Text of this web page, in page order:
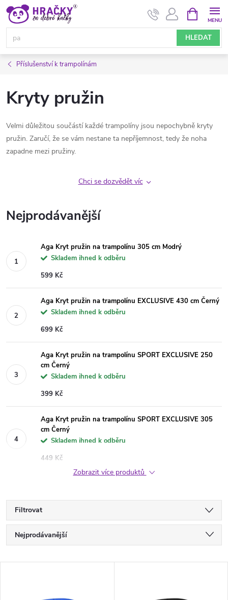
Přejít
obsah
HLEDAT
NÁKUPNÍ
KOŠÍK
Příslušenství k trampolínám
Kryty pružin
Velmi důležitou součástí každé trampolíny jsou nepochybně kryty
pružin. Zaručí, že se vám nestane ta nepříjemnost, tedy že noha
zapadne mezi pružiny.
Chci se dozvědět víc
Nejprodávanější
Aga Kryt pružin na trampolínu 305 cm Modrý
Skladem ihned k odběru
599 Kč
Aga Kryt pružin na trampolínu EXCLUSIVE 430 cm Černý
Skladem ihned k odběru
699 Kč
Aga Kryt pružin na trampolínu SPORT EXCLUSIVE 250
cm Černý
Skladem ihned k odběru
399 Kč
Aga Kryt pružin na trampolínu SPORT EXCLUSIVE 305
cm Černý
Skladem ihned k odběru
449 Kč
Zobrazit více produktů
Filtrovat
Ř
a
Nejprodávanější